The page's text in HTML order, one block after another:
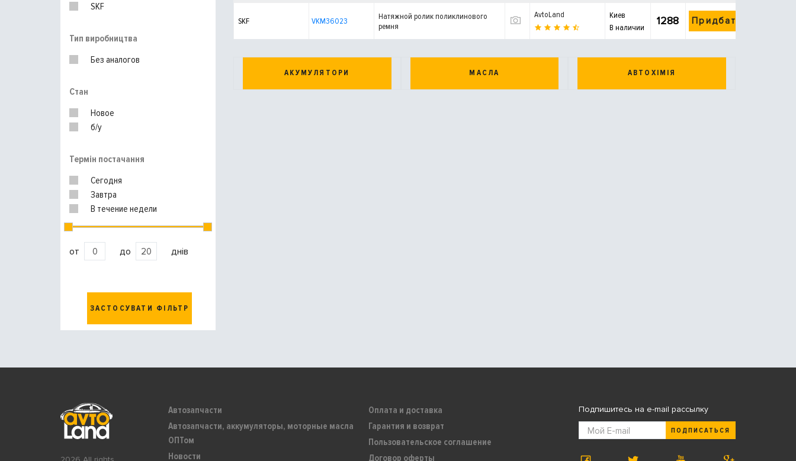
SKF
Тип виробництва
Без аналогов
Стан
Новое
б/у
Термін постачання
Сегодня
Завтра
В течение недели
от до днів
ЗАСТОСУВАТИ ФІЛЬТР
SKF VKM36023
Натяжной ролик поликлинового
ремня
AvtoLand
Киев
В наличии
1288 Придбати
АКУМУЛЯТОРИ МАСЛА АВТОХІМІЯ
Автозапчасти
Автозапчасти, аккумуляторы, моторные масла
ОПТом
Новости
Оплата и доставка
Гарантия и возврат
Пользовательское соглашение
Договор оферты
Подпишитесь на e-mail рассылку
ПОДПИСАТЬСЯ